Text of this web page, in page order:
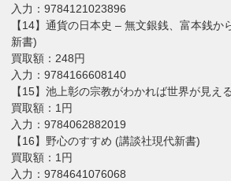
入力：9784121023896
【14】通貨の日本史 – 無文銀銭、富本銭か
新書)
買取額：248円
入力：9784166608140
【15】池上彰の宗教がわかれば世界が見え
買取額：1円
入力：9784062882019
【16】野心のすすめ (講談社現代新書)
買取額：1円
入力：9784641076068